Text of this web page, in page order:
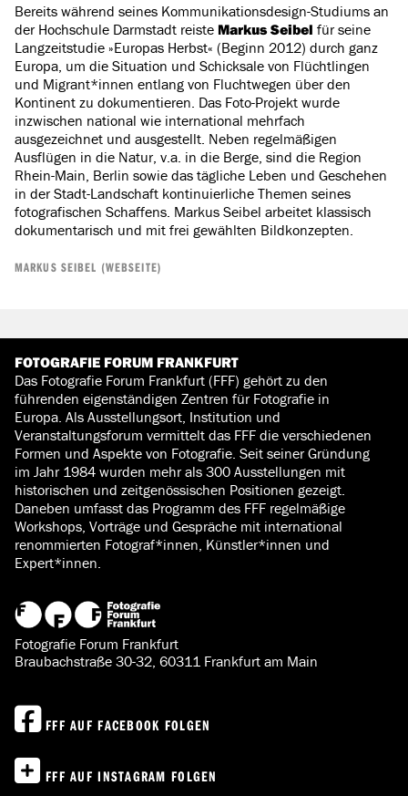
Bereits während seines Kommunikationsdesign-Studiums an
der Hochschule Darmstadt reiste Markus Seibel für seine
Langzeitstudie »Europas Herbst« (Beginn 2012) durch ganz
Europa, um die Situation und Schicksale von Flüchtlingen
und Migrant*innen entlang von Fluchtwegen über den
Kontinent zu dokumentieren. Das Foto-Projekt wurde
inzwischen national wie international mehrfach
ausgezeichnet und ausgestellt. Neben regelmäßigen
Ausflügen in die Natur, v.a. in die Berge, sind die Region
Rhein-Main, Berlin sowie das tägliche Leben und Geschehen
in der Stadt-Landschaft kontinuierliche Themen seines
fotografischen Schaffens. Markus Seibel arbeitet klassisch
dokumentarisch und mit frei gewählten Bildkonzepten.
MARKUS SEIBEL (WEBSEITE)
FOTOGRAFIE FORUM FRANKFURT
Das Fotografie Forum Frankfurt (FFF) gehört zu den
führenden eigenständigen Zentren für Fotografie in
Europa. Als Ausstellungsort, Institution und
Veranstaltungsforum vermittelt das FFF die verschiedenen
Formen und Aspekte von Fotografie. Seit seiner Gründung
im Jahr 1984 wurden mehr als 300 Ausstellungen mit
historischen und zeitgenössischen Positionen gezeigt.
Daneben umfasst das Programm des FFF regelmäßige
Workshops, Vorträge und Gespräche mit international
renommierten Fotograf*innen, Künstler*innen und
Expert*innen.
Fotografie Forum Frankfurt
Braubachstraße 30-32, 60311 Frankfurt am Main
FFF AUF FACEBOOK FOLGEN
FFF AUF INSTAGRAM FOLGEN